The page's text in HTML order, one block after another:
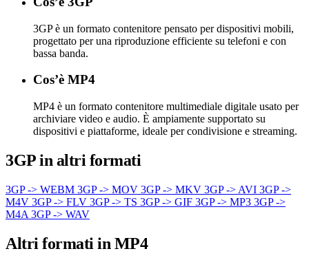
3GP è un formato contenitore pensato per dispositivi mobili,
progettato per una riproduzione efficiente su telefoni e con
bassa banda.
Cos’è MP4
MP4 è un formato contenitore multimediale digitale usato per
archiviare video e audio. È ampiamente supportato su
dispositivi e piattaforme, ideale per condivisione e streaming.
3GP in altri formati
3GP -> WEBM 3GP -> MOV 3GP -> MKV 3GP -> AVI 3GP ->
M4V 3GP -> FLV 3GP -> TS 3GP -> GIF 3GP -> MP3 3GP ->
M4A 3GP -> WAV
Altri formati in MP4